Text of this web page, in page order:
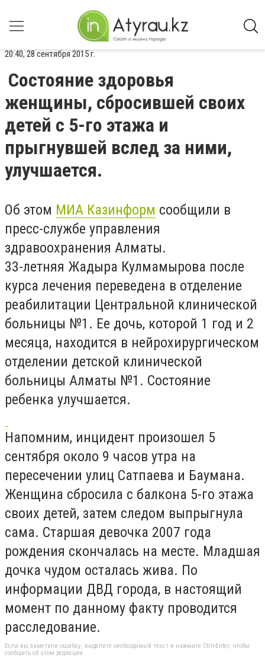
20:40, 28 сентября 2015 г.
Состояние здоровья
женщины, сбросившей своих
детей с 5-го этажа и
прыгнувшей вслед за ними,
улучшается.
Об этом МИА Казинформ сообщили в
пресс-службе управления
здравоохранения Алматы.
33-летняя Жадыра Кулмамырова после
курса лечения переведена в отделение
реабилитации Центральной клинической
больницы №1. Ее дочь, которой 1 год и 2
месяца, находится в нейрохирургическом
отделении детской клинической
больницы Алматы №1. Состояние
ребенка улучшается.
Напомним, инцидент произошел 5
сентября около 9 часов утра на
пересечении улиц Сатпаева и Баумана.
Женщина сбросила с балкона 5-го этажа
своих детей, затем следом выпрыгнула
сама. Старшая девочка 2007 года
рождения скончалась на месте. Младшая
дочка чудом осталась жива. По
информации ДВД города, в настоящий
момент по данному факту проводится
расследование.
Если вы заметили ошибку, выделите необходимый текст и нажмите Ctrl+Enter, чтобы
сообщить об этом редакции